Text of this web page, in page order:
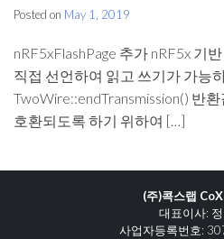
Posted on May 1, 2019
nRF5xFlashPage 추가 nRF5x 기
직접 선언하여 읽고 쓰기가 가능
TwoWire::endTransmission() 반
호환되도록 하기 위하여 […]
(주)콕스랩
대표이사:
사업자등록번호: